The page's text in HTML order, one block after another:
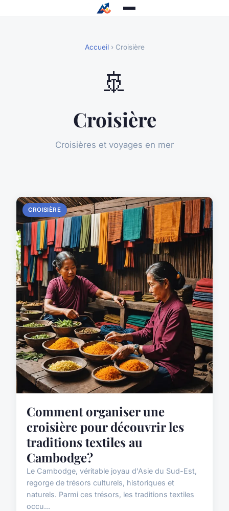
Accueil› Croisière
🚢
Croisière
Croisières et voyages en mer
CROISIÈRE
Comment organiser une
croisière pour découvrir les
traditions textiles au
Cambodge?
Le Cambodge, véritable joyau d'Asie du Sud-Est,
regorge de trésors culturels, historiques et
naturels. Parmi ces trésors, les traditions textiles
occu...